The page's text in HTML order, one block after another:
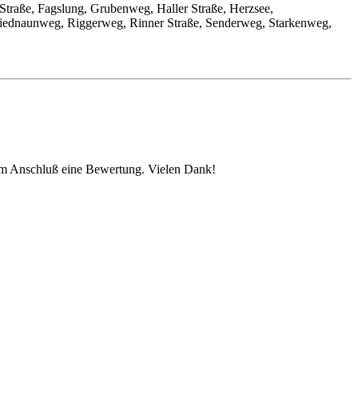
Fagslung, Grubenweg, Haller Straße, Herzsee,
Riggerweg, Rinner Straße, Senderweg, Starkenweg,
Anschluß eine Bewertung. Vielen Dank!